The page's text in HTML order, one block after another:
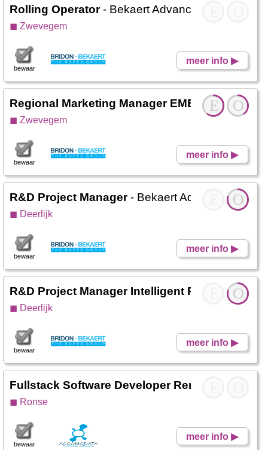
Rolling Operator- Bekaert Advanced Cords
◼ Zwevegem
meer info ▶
bewaar
O
E
Regional Marketing Manager EMEA- Bekaert
◼ Zwevegem
meer info ▶
bewaar
O
R&D Project Manager- Bekaert Advanced Cords
◼ Deerlijk
meer info ▶
bewaar
O
R&D Project Manager Intelligent Processes-
◼ Deerlijk
meer info ▶
bewaar
Fullstack Software Developer Remote)
◼ Ronse
meer info ▶
bewaar